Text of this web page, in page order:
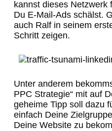
kannst dieses Netzwerk
Du E-Mail-Ads schälst.
auch Ralf in seinem
Schritt zeigen.
Unter anderem
PPC Strategie“ mit auf
geheime Tipp soll dazu
einfach Deine
Deine Website zu